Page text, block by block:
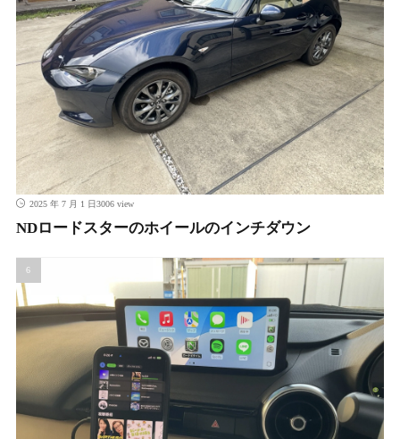
2025 年 7 月 1 日3006 view
NDロードスターのホイールのインチダウン